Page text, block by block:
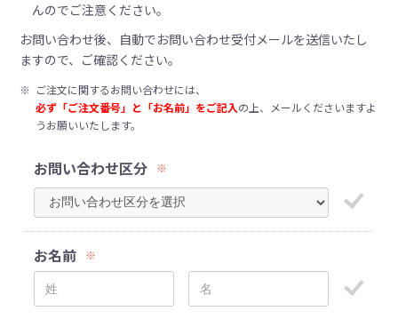
んのでご注意ください。
お問い合わせ後、自動でお問い合わせ受付メールを送信いたし
ますので、ご確認ください。
※ ご注文に関するお問い合わせには、
必ず「ご注文番号」と「お名前」をご記入の上、メールくださいますよ
うお願いいたします。
お問い合わせ区分 ※
お名前 ※